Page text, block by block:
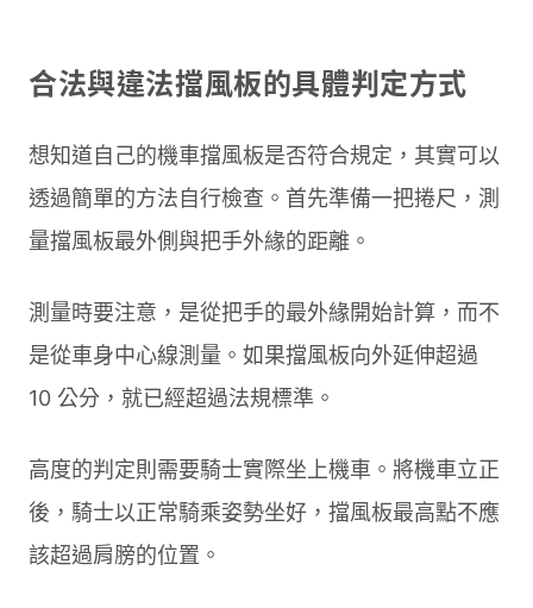
合法與違法擋風板的具體判定方式
想知道自己的機車擋風板是否符合規定，其實可以
透過簡單的方法自行檢查。首先準備一把捲尺，測
量擋風板最外側與把手外緣的距離。
測量時要注意，是從把手的最外緣開始計算，而不
是從車身中心線測量。如果擋風板向外延伸超過
10 公分，就已經超過法規標準。
高度的判定則需要騎士實際坐上機車。將機車立正
後，騎士以正常騎乘姿勢坐好，擋風板最高點不應
該超過肩膀的位置。